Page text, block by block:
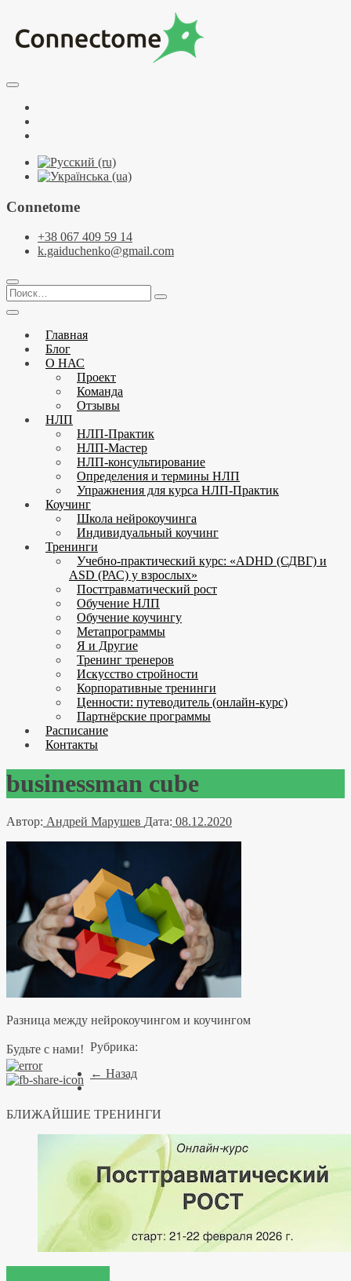
содержимому
Connectome
Курсы по НЛП и коучингу. НЛП-Практик. НЛП-Мастер.
Connetome
+38 067 409 59 14
k.gaiduchenko@gmail.com
Поиск…
Главная
Блог
О НАС
Проект
Команда
Отзывы
НЛП
НЛП-Практик
НЛП-Мастер
НЛП-консультирование
Определения и термины НЛП
Упражнения для курса НЛП-Практик
Коучинг
Школа нейрокоучинга
Индивидуальный коучинг
Тренинги
Учебно-практический курс: «ADHD (СДВГ) и
ASD (РАС) у взрослых»
Посттравматический рост
Обучение НЛП
Обучение коучингу
Метапрограммы
Я и Другие
Тренинг тренеров
Искусство стройности
Корпоративные тренинги
Ценности: путеводитель (онлайн-курс)
Партнёрские программы
Расписание
Контакты
businessman cube
Автор: Андрей Марушев Дата: 08.12.2020
Разница между нейрокоучингом и коучингом
Будьте с нами! Рубрика:
← Назад
БЛИЖАЙШИЕ ТРЕНИНГИ